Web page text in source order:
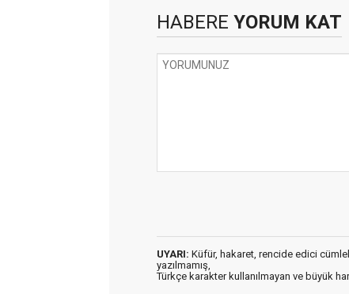
HABERE YORUM KAT
UYARI: Küfür, hakaret, rencide edici
yazılmamış,
Türkçe karakter kullanılmayan ve büyük